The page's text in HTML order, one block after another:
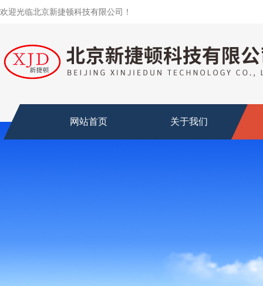
欢迎光临北京新捷顿科技有限公司！
网站首页 关于我们